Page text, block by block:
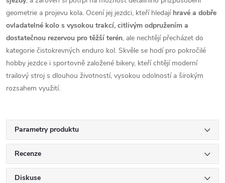
geometrie a projevu kola. Ocení jej jezdci, kteří hledají hravé a dobře
ovladatelné kolo s vysokou trakcí, citlivým odpružením a
dostatečnou rezervou pro těžší terén, ale nechtějí přecházet do
kategorie čistokrevných enduro kol. Skvěle se hodí pro pokročilé
hobby jezdce i sportovně založené bikery, kteří chtějí moderní
trailový stroj s dlouhou životností, vysokou odolností a širokým
rozsahem využití.
Parametry produktu
Recenze
Diskuse